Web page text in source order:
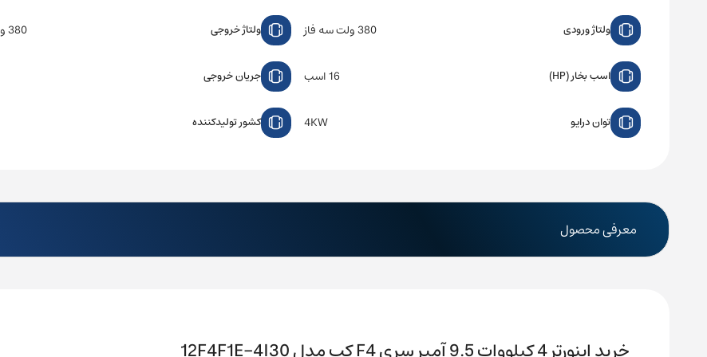
ولتاژ ورودی 380 ولت سه فاز ولتاژ خروجی 380 ولت سه فاز
اسب بخار (HP) 16 اسب جریان خروجی
توان درایو 4KW کشور تولیدکننده
معرفی محصول